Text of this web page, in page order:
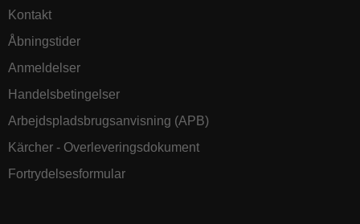
Kontakt
Åbningstider
Anmeldelser
Handelsbetingelser
Arbejdspladsbrugsanvisning (APB)
Kärcher - Overleveringsdokument
Fortrydelsesformular